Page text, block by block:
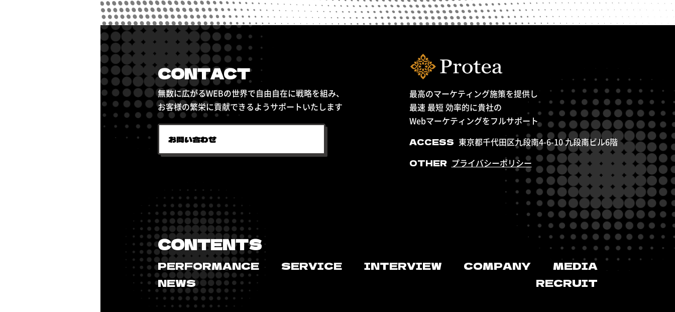
CONTACT
無数に広がるWEBの世界で自由自在に戦略を組み、
お客様の繁栄に貢献できるようサポートいたします
お問い合わせ
最高のマーケティング施策を提供し
最速 最短 効率的に貴社の
Webマーケティングをフルサポート
ACCESS 東京都千代田区九段南4-6-10 九段南ビル6階
OTHER プライバシーポリシー
CONTENTS
PERFORMANCE SERVICE INTERVIEW COMPANY
MEDIA
NEWS
RECRUIT